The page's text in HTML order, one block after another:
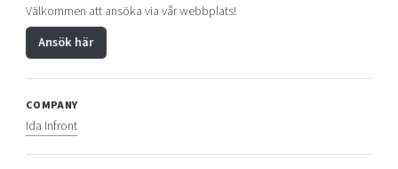
Välkommen att ansöka via vår webbplats!
Ansök här
COMPANY
Ida Infront